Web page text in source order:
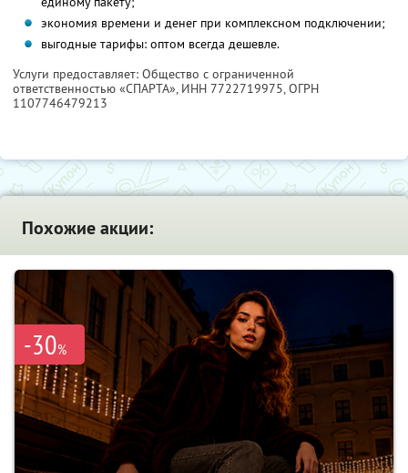
экономия времени и денег при комплексном подключении;
выгодные тарифы: оптом всегда дешевле.
Услуги предоставляет: Общество с ограниченной
ответственностью «СПАРТА», ИНН 7722719975, ОГРН
1107746479213
Похожие акции:
-30%